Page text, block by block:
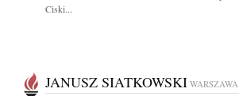
Ciski...
JANUSZ SIATKOWSKI WARSZAWA